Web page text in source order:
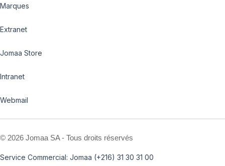
Marques
Extranet
Jomaa Store
Intranet
Webmail
© 2026 Jomaa SA - Tous droits réservés
Service Commercial: Jomaa (+216) 31 30 31 00